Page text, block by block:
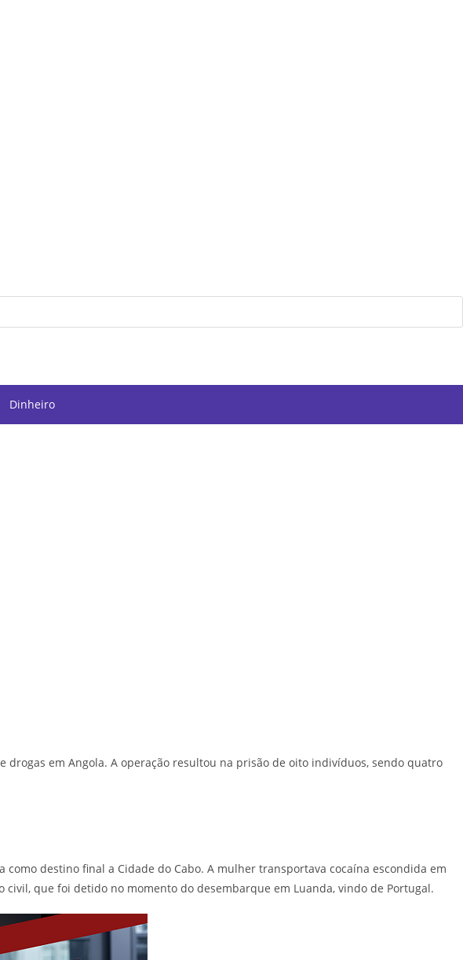
Dinheiro
em Angola. A operação resultou na prisão de oito indivíduos, sendo quatro
destino final a Cidade do Cabo. A mulher transportava cocaína escondida em
que foi detido no momento do desembarque em Luanda, vindo de Portugal.